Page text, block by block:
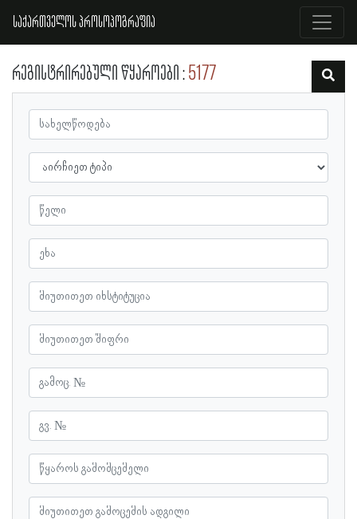
საქართველოს პროსოპოგრაფია
რეგისტრირებული წყაროები 5177